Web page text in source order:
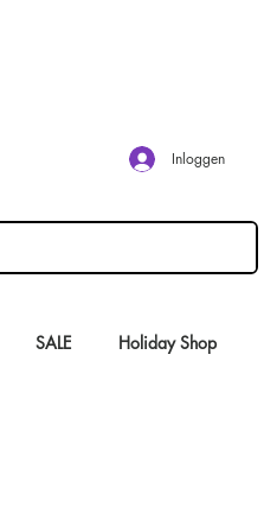
Inloggen
SALE Holiday Shop